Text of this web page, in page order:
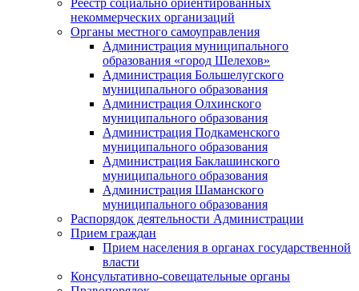
некоммерческих организаций
Органы местного самоуправления
Администрация муниципального
образования «город Шелехов»
Администрация Большелугского
муниципального образования
Администрация Олхинского
муниципального образования
Администрация Подкаменского
муниципального образования
Администрация Баклашинского
муниципального образования
Администрация Шаманского
муниципального образования
Распорядок деятельности Администрации
Прием граждан
Прием населения в органах государственной
власти
Консультативно-совещательные органы